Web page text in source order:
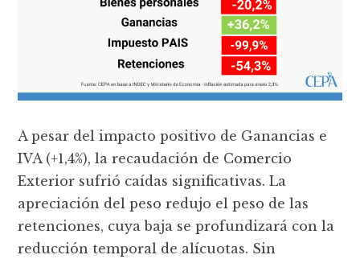
A pesar del impacto positivo de Ganancias e
IVA (+1,4%), la recaudación de Comercio
Exterior sufrió caídas significativas. La
apreciación del peso redujo el peso de las
retenciones, cuya baja se profundizará con la
reducción temporal de alícuotas. Sin